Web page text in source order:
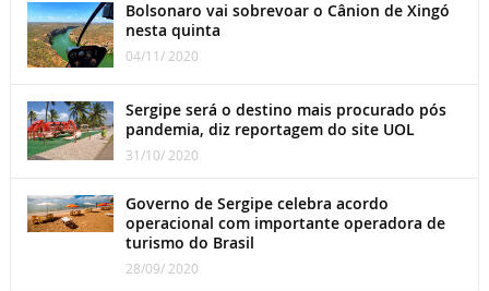
Bolsonaro vai sobrevoar o Cânion de Xingó
nesta quinta
04/11/ 2020
Sergipe será o destino mais procurado pós
pandemia, diz reportagem do site UOL
31/10/ 2020
Governo de Sergipe celebra acordo
operacional com importante operadora de
turismo do Brasil
28/09/ 2020